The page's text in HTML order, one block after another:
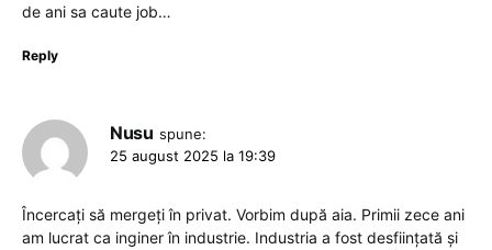
de ani sa caute job…
Reply
Nusu spune:
25 august 2025 la 19:39
Încercați să mergeți în privat. Vorbim după aia. Primii zece ani
am lucrat ca inginer în industrie. Industria a fost desființată și